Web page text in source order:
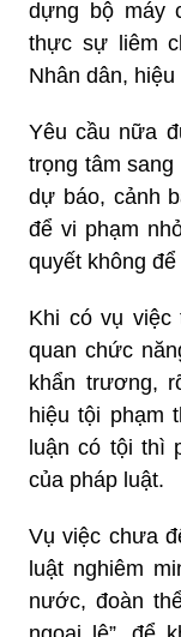
dựng bộ máy
thực sự liêm
Nhân dân,
Yêu cầu nữa
trọng tâm
dự báo, cảnh
để vi phạm
quyết không
Khi có vụ
quan chức
khẩn trương,
hiệu tội phạm
luận có tội thì
của pháp luật.
Vụ việc chưa
luật nghiêm
nước, đoàn